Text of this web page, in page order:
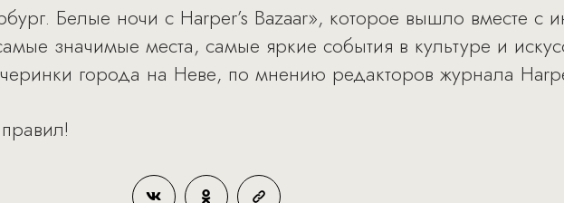
Белые ночи с Harper’s Bazaar», которое вышло вместе с
значимые места, самые яркие события в культуре и
города на Неве, по мнению редакторов журнала